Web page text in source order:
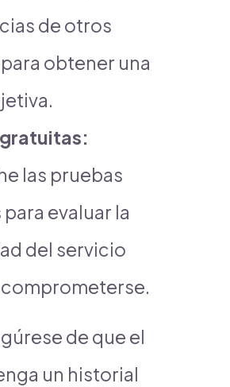
de otros
obtener una
las pruebas
evaluar la
del servicio
de que el
un historial